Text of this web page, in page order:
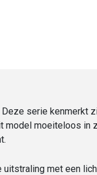
Deze serie kenmerkt
model moeiteloos in
uitstraling met een